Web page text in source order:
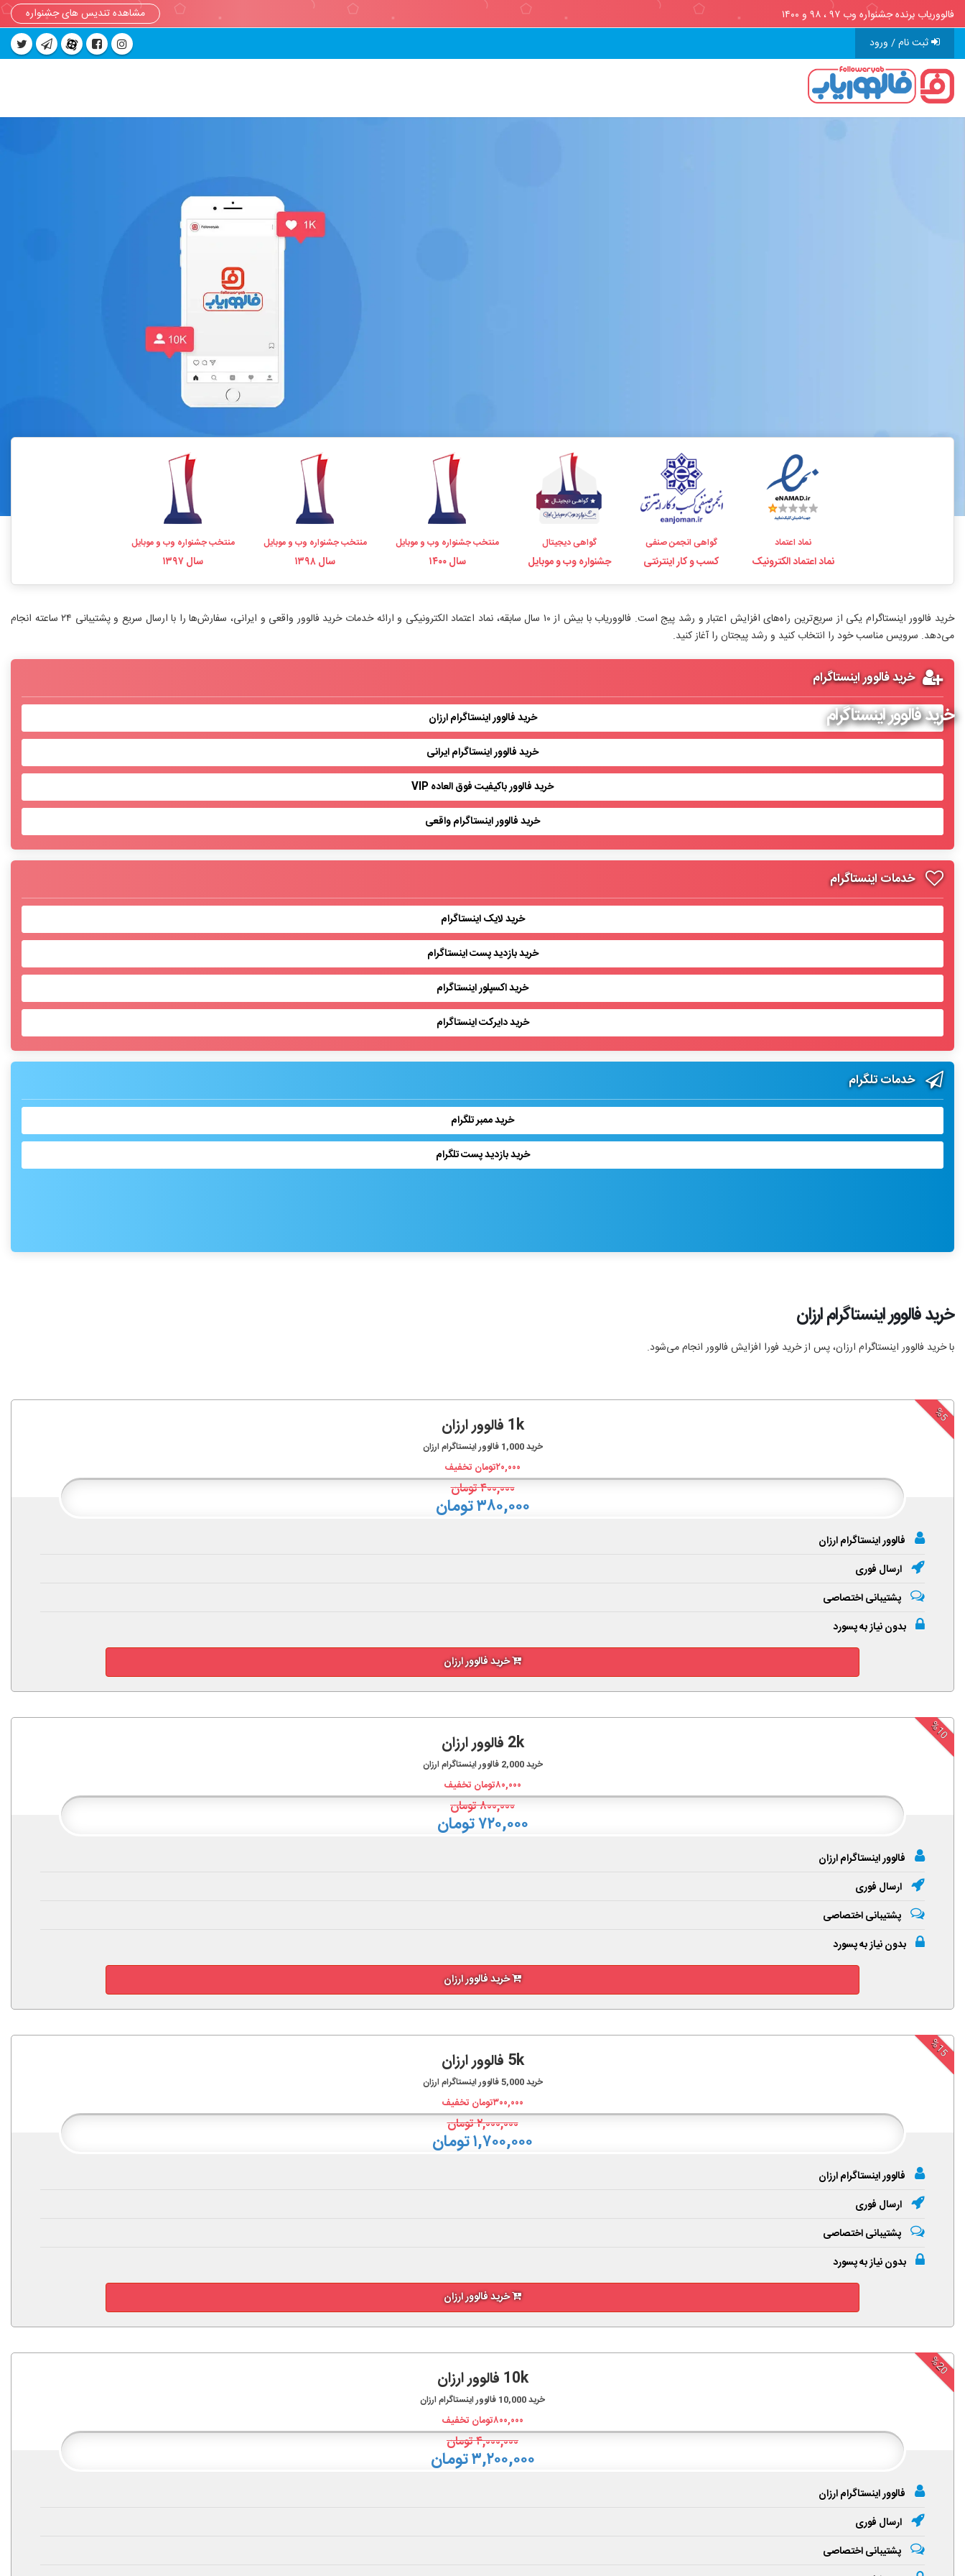
فالووریاب برنده جشنواره وب ۹۷ ، ۹۸ و ۱۴۰۰
مشاهده تندیس های جشنواره
ثبت نام / ورود
خرید فالوور اینستاگرام
نماد اعتماد
نماد اعتماد الکترونیک
گواهی انجمن صنفی
کسب و کار اینترنتی
گواهی دیجیتال
جشنواره وب و موبایل
منتخب جشنواره وب و موبایل
سال ۱۴۰۰
منتخب جشنواره وب و موبایل
سال ۱۳۹۸
منتخب جشنواره وب و موبایل
سال ۱۳۹۷
خرید فالوور اینستاگرام یکی از سریع‌ترین راه‌های افزایش اعتبار و رشد پیج است. فالووریاب با بیش از ۱۰ سال سابقه، نماد اعتماد الکترونیکی و ارائه خدمات خرید فالوور واقعی و ایرانی، سفارش‌ها را با ارسال سریع و پشتیبانی ۲۴ ساعته انجام
می‌دهد. سرویس مناسب خود را انتخاب کنید و رشد پیجتان را آغاز کنید.
خرید فالوور اینستاگرام
خرید فالوور اینستاگرام ارزان
خرید فالوور اینستاگرام ایرانی
خرید فالوور باکیفیت فوق العاده VIP
خرید فالوور اینستاگرام واقعی
خدمات اینستاگرام
خرید لایک اینستاگرام
خرید بازدید پست اینستاگرام
خرید اکسپلور اینستاگرام
خرید دایرکت اینستاگرام
خدمات تلگرام
خرید ممبر تلگرام
خرید بازدید پست تلگرام
خرید فالوور اینستاگرام ارزان
با خرید فالوور اینستاگرام ارزان، پس از خرید فورا افزایش فالوور انجام‌ می‌شود.
%5 1k فالوور ارزان
خرید1,000 فالوور اینستاگرام ارزان
۲۰,۰۰۰تومان تخفیف
۴۰۰,۰۰۰تومان
۳۸۰,۰۰۰ تومان
فالوور اینستاگرام ارزان
ارسال فوری
پشتیبانی اختصاصی
بدون نیاز به پسورد
خرید فالوور ارزان
%10
2k فالوور ارزان
خرید2,000 فالوور اینستاگرام ارزان
۸۰,۰۰۰تومان تخفیف
۸۰۰,۰۰۰تومان
۷۲۰,۰۰۰ تومان
فالوور اینستاگرام ارزان
ارسال فوری
پشتیبانی اختصاصی
بدون نیاز به پسورد
خرید فالوور ارزان
%15
5k فالوور ارزان
خرید5,000فالوور اینستاگرام ارزان
۳۰۰,۰۰۰تومان تخفیف
۲,۰۰۰,۰۰۰تومان
۱,۷۰۰,۰۰۰ تومان
فالوور اینستاگرام ارزان
ارسال فوری
پشتیبانی اختصاصی
بدون نیاز به پسورد
خرید فالوور ارزان
%20
10k فالوور ارزان
خرید10,000 فالوور اینستاگرام ارزان
۸۰۰,۰۰۰تومان تخفیف
۴,۰۰۰,۰۰۰تومان
۳,۲۰۰,۰۰۰ تومان
فالوور اینستاگرام ارزان
ارسال فوری
پشتیبانی اختصاصی